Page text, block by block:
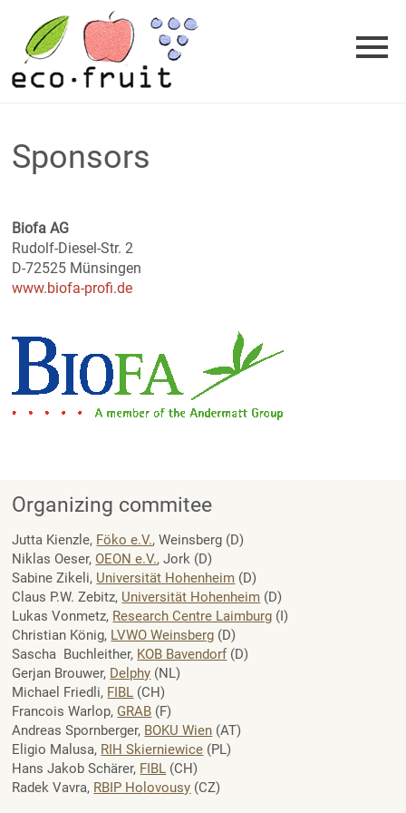
content
Sponsors
Biofa AG
Rudolf-Diesel-Str. 2
D-72525 Münsingen
www.biofa-profi.de
Organizing commitee
Jutta Kienzle, Föko e.V., Weinsberg (D)
Niklas Oeser,OEON e.V., Jork (D)
Sabine Zikeli, Universität Hohenheim (D)
Claus P.W. Zebitz, Universität Hohenheim (D)
Lukas Vonmetz, Research Centre Laimburg (I)
Christian König, LVWO Weinsberg (D)
Sascha Buchleither, KOB Bavendorf(D)
Gerjan Brouwer, Delphy (NL)
Michael Friedli, FIBL (CH)
Francois Warlop, GRAB (F)
Andreas Spornberger, BOKU Wien (AT)
Eligio Malusa, RIH Skierniewice (PL)
Hans Jakob Schärer, FIBL (CH)
Radek Vavra, RBIP Holovousy (CZ)